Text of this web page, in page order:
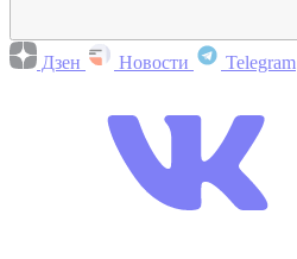
Дзен Новости Telegram